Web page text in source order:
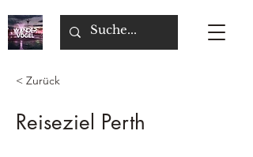
< Zurück
Reiseziel Perth